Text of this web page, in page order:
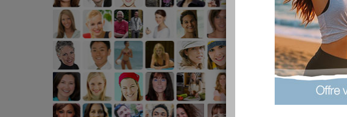
PLUS
EFFICACE